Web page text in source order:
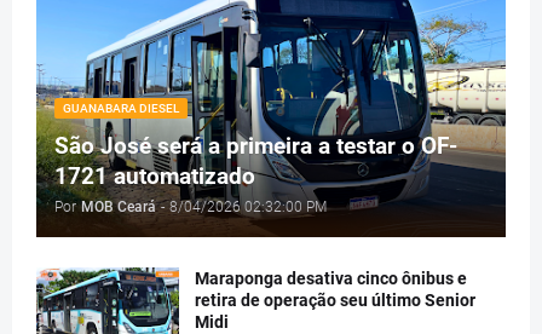
GUANABARA DIESEL
São José será a primeira a testar o OF-
1721 automatizado
Por MOB Ceará - 8/04/2026 02:32:00 PM
Maraponga desativa cinco ônibus e
retira de operação seu último Senior
Midi